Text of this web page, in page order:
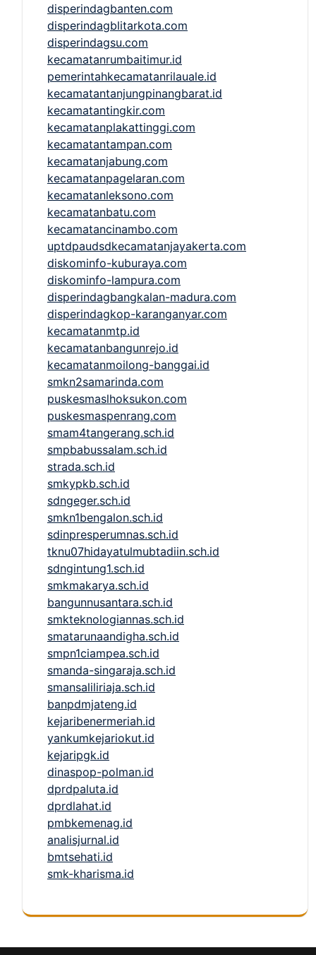
disperindagbanten.com
disperindagblitarkota.com
disperindagsu.com
kecamatanrumbaitimur.id
pemerintahkecamatanrilauale.id
kecamatantanjungpinangbarat.id
kecamatantingkir.com
kecamatanplakattinggi.com
kecamatantampan.com
kecamatanjabung.com
kecamatanpagelaran.com
kecamatanleksono.com
kecamatanbatu.com
kecamatancinambo.com
uptdpaudsdkecamatanjayakerta.com
diskominfo-kuburaya.com
diskominfo-lampura.com
disperindagbangkalan-madura.com
disperindagkop-karanganyar.com
kecamatanmtp.id
kecamatanbangunrejo.id
kecamatanmoilong-banggai.id
smkn2samarinda.com
puskesmaslhoksukon.com
puskesmaspenrang.com
smam4tangerang.sch.id
smpbabussalam.sch.id
strada.sch.id
smkypkb.sch.id
sdngeger.sch.id
smkn1bengalon.sch.id
sdinpresperumnas.sch.id
tknu07hidayatulmubtadiin.sch.id
sdngintung1.sch.id
smkmakarya.sch.id
bangunnusantara.sch.id
smkteknologiannas.sch.id
smatarunaandigha.sch.id
smpn1ciampea.sch.id
smanda-singaraja.sch.id
smansaliliriaja.sch.id
banpdmjateng.id
kejaribenermeriah.id
yankumkejariokut.id
kejaripgk.id
dinaspop-polman.id
dprdpaluta.id
dprdlahat.id
pmbkemenag.id
analisjurnal.id
bmtsehati.id
smk-kharisma.id